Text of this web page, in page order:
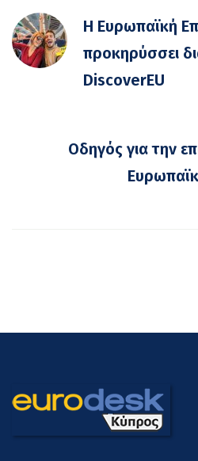
Η Ευρωπαϊκή
προκηρύσσει
DiscoverEU
Οδηγός για την